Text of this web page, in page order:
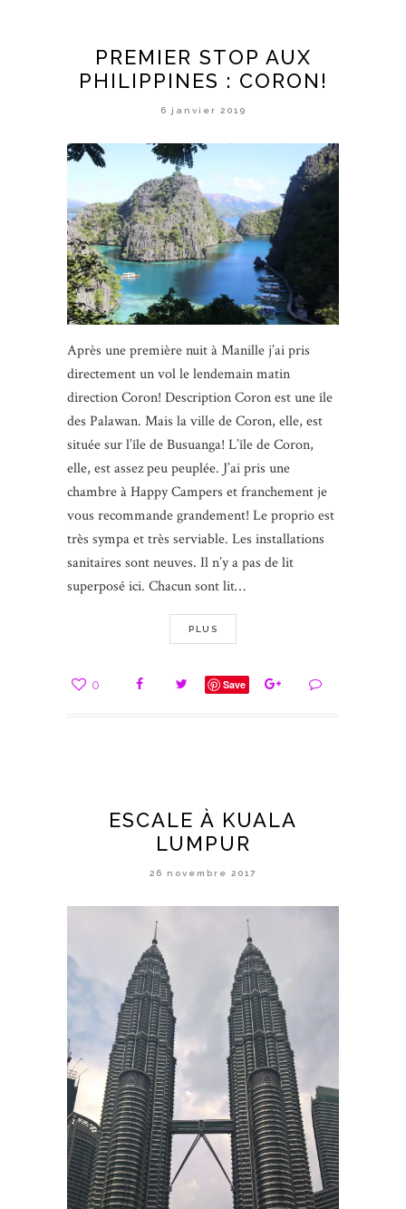
PREMIER STOP AUX
PHILIPPINES : CORON!
6 janvier 2019
Après une première nuit à Manille j’ai pris
directement un vol le lendemain matin
direction Coron! Description Coron est une île
des Palawan. Mais la ville de Coron, elle, est
située sur l’île de Busuanga! L’île de Coron,
elle, est assez peu peuplée. J’ai pris une
chambre à Happy Campers et franchement je
vous recommande grandement! Le proprio est
très sympa et très serviable. Les installations
sanitaires sont neuves. Il n’y a pas de lit
superposé ici. Chacun sont lit…
PLUS
0 Save
ESCALE À KUALA
LUMPUR
26 novembre 2017